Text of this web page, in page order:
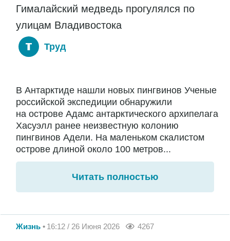
Гималайский медведь прогулялся по
улицам Владивостока
Труд
В Антарктиде нашли новых пингвинов Ученые
российской экспедиции обнаружили
на острове Адамс антарктического архипелага
Хасуэлл ранее неизвестную колонию
пингвинов Адели. На маленьком скалистом
острове длиной около 100 метров...
Читать полностью
Жизнь 16:12 / 26 Июня 2026 4267